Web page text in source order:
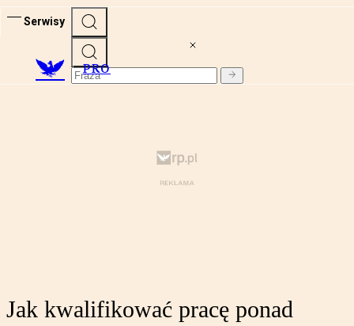
Serwisy
PRO
Jak kwalifikować pracę ponad